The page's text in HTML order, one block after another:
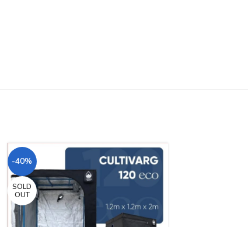
-40%
SOLD
OUT